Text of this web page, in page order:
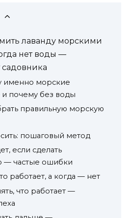
лаванду морскими
нет воды —
именно морские
почему без воды
правильную морскую
пошаговый метод
если сделать
— частые ошибки
работает, а когда — нет
что работает —